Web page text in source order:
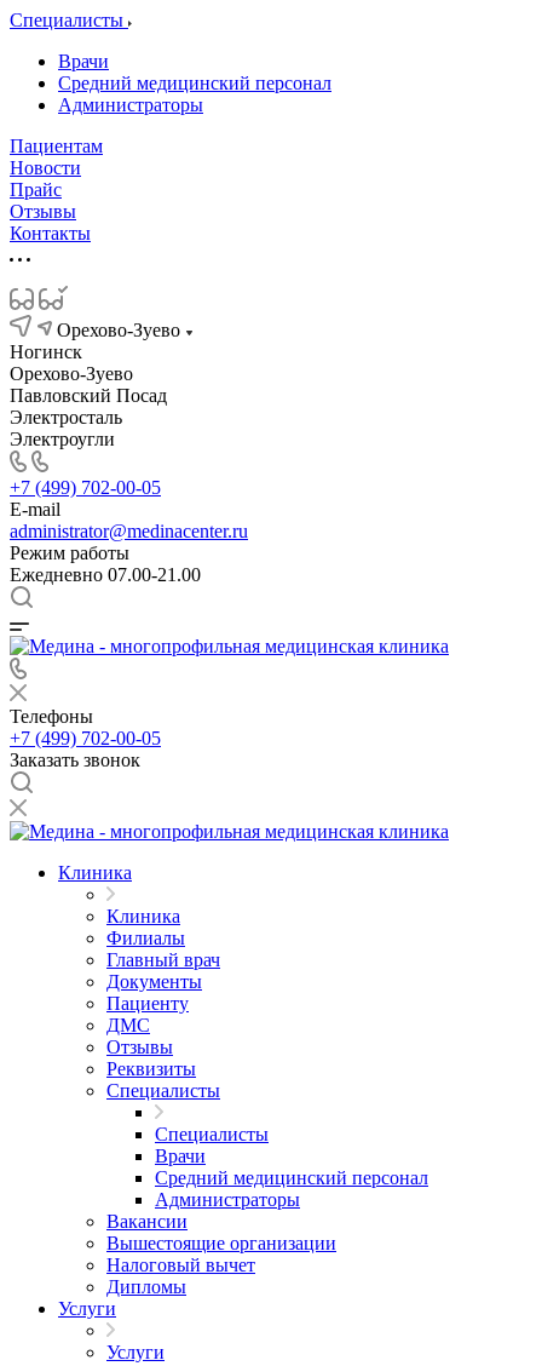
Специалисты
Врачи
Средний медицинский персонал
Администраторы
Пациентам
Новости
Прайс
Отзывы
Контакты
Орехово-Зуево
Ногинск
Орехово-Зуево
Павловский Посад
Электросталь
Электроугли
+7 (499) 702-00-05
E-mail
administrator@medinacenter.ru
Режим работы
Ежедневно 07.00-21.00
Телефоны
+7 (499) 702-00-05
Заказать звонок
Клиника
Клиника
Филиалы
Главный врач
Документы
Пациенту
ДМС
Отзывы
Реквизиты
Специалисты
Специалисты
Врачи
Средний медицинский персонал
Администраторы
Вакансии
Вышестоящие организации
Налоговый вычет
Дипломы
Услуги
Услуги